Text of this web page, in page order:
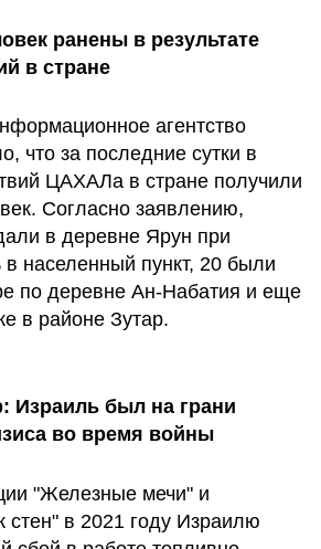
ранены в результате
в стране
агентство
что за последние сутки в
ЦАХАЛа в стране получили
Согласно заявлению,
в деревне Ярун при
в населенный пункт, 20 были
по деревне Ан-Набатия и еще
в районе Зутар.
Израиль был на грани
во время войны
"Железные мечи" и
стен" в 2021 году Израилю